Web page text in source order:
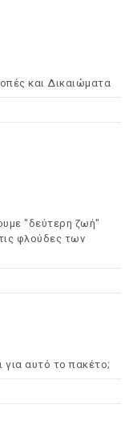
και Δικαιώματα
"δεύτερη ζωή"
φλούδες των
αυτό το πακέτο;